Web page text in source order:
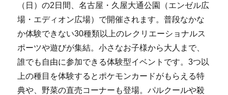
（日）の2日間、名古屋・久屋大通公園（エンゼル広
場・エディオン広場）で開催されます。普段なかな
か体験できない30種類以上のレクリエーショナルス
ポーツや遊びが集結。小さなお子様から大人まで、
誰でも自由に参加できる体験型イベントです。3つ以
上の種目を体験するとポケモンカードがもらえる特
典や、野菜の直売コーナーも登場。パルクールや殺